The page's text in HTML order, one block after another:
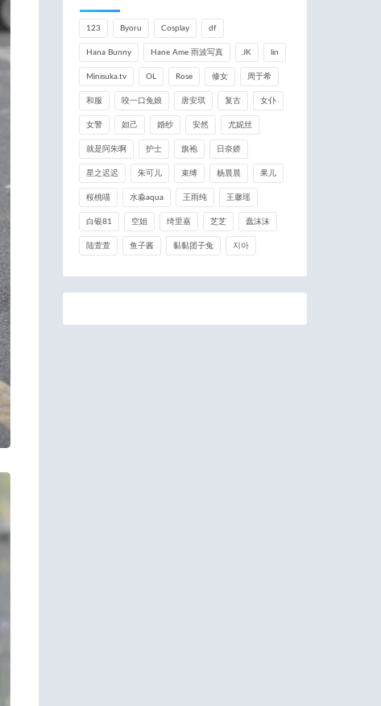
123 Byoru Cosplay df
Hana Bunny Hane Ame 雨波写真 JK lin
Minisuka.tv OL Rose 修女 周于希
和服 咬一口兔娘 唐安琪 复古 女仆
女警 妲己 婚纱 安然 尤妮丝
就是阿朱啊 护士 旗袍 日奈娇
星之迟迟 朱可儿 束缚 杨晨晨 果儿
桜桃喵 水淼aqua 王雨纯 王馨瑶
白银81 空姐 绮里嘉 芝芝 蠢沫沫
陆萱萱 鱼子酱 黏黏团子兔 지아